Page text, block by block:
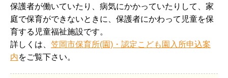
保護者が働いていたり、病気にかかっていたりして、家
庭で保育ができないときに、保護者にかわって児童を保
育する児童福祉施設です。
詳しくは、 笠岡市保育所(園)・認定こども園入所申込案
内をご覧下さい。